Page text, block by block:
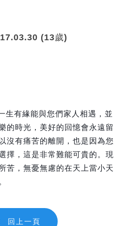
(13歲)
生有緣能與您們家人相遇，並
的時光，美好的回憶會永遠留
沒有痛苦的離開，也是因為您
擇，這是非常難能可貴的。現
苦，無憂無慮的在天上當小天
回上一頁